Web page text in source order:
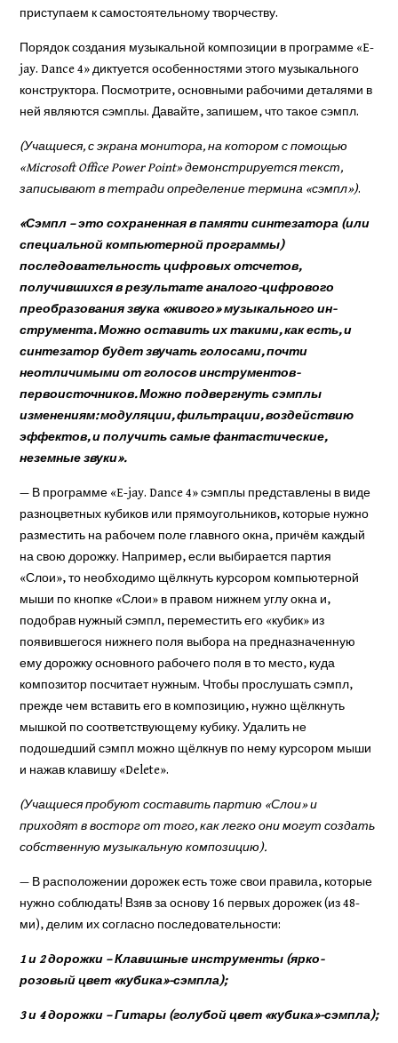
приступаем к самостоятельному творчеству.
Порядок создания музыкальной композиции в программе «E-
jay. Dance 4» диктуется особенностями этого музыкального
конструктора. Посмотрите, основными рабочими деталями в
ней являются сэмплы. Давайте, запишем, что такое сэмпл.
(Учащиеся, с экрана монитора, на котором с помощью
«Microsoft Office Power Point» демонстрируется текст,
записывают в тетради определение термина «сэмпл»).
«Сэмпл – это сохраненная в памяти синтезатора (или
специальной компью­терной программы)
последовательность цифровых отсчетов,
получившихся в ре­зультате аналого-цифрового
преобразо­вания звука «живого» музыкального ин­
струмента. Можно оставить их та­кими, как есть, и
синтезатор будет зву­чать голосами, почти
неотличимыми от голосов инструментов-
первоисточ­ников. Можно подвергнуть сэмплы
изменениям: модуляции, фильтрации, воздействию
эффектов, и получить самые фантастические,
неземные звуки».
— В программе «E-jay. Dance 4» сэмплы представлены в виде
разноцветных кубиков или прямоугольников, которые нужно
разместить на рабочем поле главного окна, причём каждый
на свою дорожку. Например, если выбирается партия
«Слои», то необходимо щёлкнуть курсором компьютерной
мыши по кнопке «Слои» в правом нижнем углу окна и,
подобрав нужный сэмпл, переместить его «кубик» из
появившегося нижнего поля выбора на предназначенную
ему дорожку основного рабочего поля в то место, куда
композитор посчитает нужным. Чтобы прослушать сэмпл,
прежде чем вставить его в композицию, нужно щёлкнуть
мышкой по соответствующему кубику. Удалить не
подошедший сэмпл можно щёлкнув по нему курсором мыши
и нажав клавишу «Delete».
(Учащиеся пробуют составить партию «Слои» и
приходят в восторг от того, как легко они могут создать
собственную музыкальную композицию).
— В расположении дорожек есть тоже свои правила, которые
нужно соблюдать! Взяв за основу 16 первых дорожек (из 48-
ми), делим их согласно последовательности:
1 и 2 дорожки – Клавишные инструменты (ярко-
розовый цвет «кубика»-сэмпла);
3 и 4 дорожки – Гитары (голубой цвет «кубика»-сэмпла);